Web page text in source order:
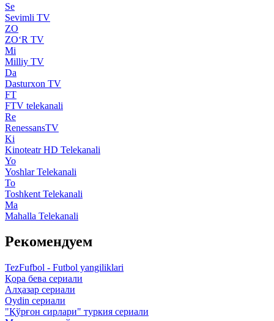
Se
Sevimli TV
ZO
ZO‘R TV
Mi
Milliy TV
Da
Dasturxon TV
FT
FTV telekanali
Re
RenessansTV
Ki
Kinoteatr HD Telekanali
Yo
Yoshlar Telekanali
To
Toshkent Telekanali
Ma
Mahalla Telekanali
Рекомендуем
TezFufbol - Futbol yangiliklari
Қора бева сериали
Алҳазар сериали
Oydin сериали
"Қўрғон сирлари" туркия сериали